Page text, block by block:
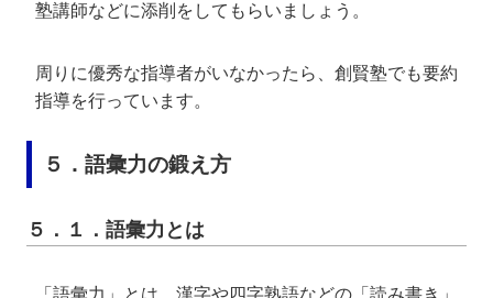
塾講師などに添削をしてもらいましょう。
周りに優秀な指導者がいなかったら、創賢塾でも要約
指導を行っています。
５．語彙力の鍛え方
５．１．語彙力とは
「語彙力」とは、漢字や四字熟語などの「読み書き」